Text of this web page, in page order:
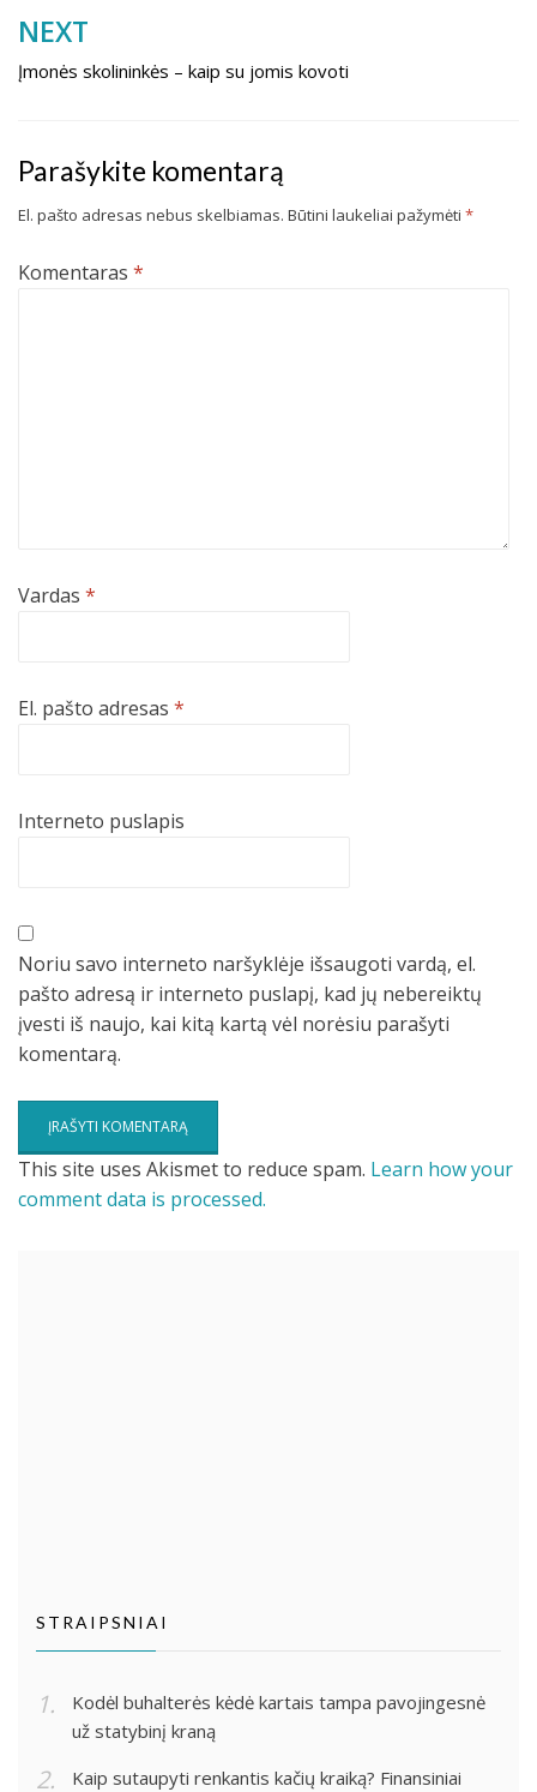
NEXT
Įmonės skolininkės – kaip su jomis kovoti
Parašykite komentarą
El. pašto adresas nebus skelbiamas. Būtini laukeliai pažymėti *
Komentaras *
Vardas *
El. pašto adresas *
Interneto puslapis
Noriu savo interneto naršyklėje išsaugoti vardą, el.
pašto adresą ir interneto puslapį, kad jų nebereiktų
įvesti iš naujo, kai kitą kartą vėl norėsiu parašyti
komentarą.
This site uses Akismet to reduce spam. Learn how your
comment data is processed.
STRAIPSNIAI
Kodėl buhalterės kėdė kartais tampa pavojingesnė
už statybinį kraną
Kaip sutaupyti renkantis kačių kraiką? Finansiniai